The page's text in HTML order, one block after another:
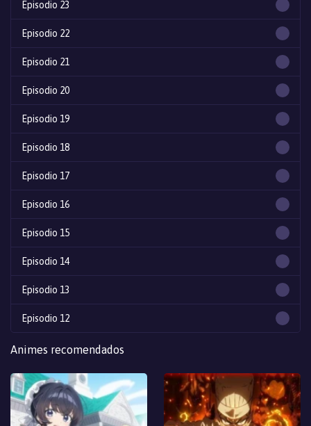
Episodio 23
Episodio 22
Episodio 21
Episodio 20
Episodio 19
Episodio 18
Episodio 17
Episodio 16
Episodio 15
Episodio 14
Episodio 13
Episodio 12
Episodio 11
Episodio 10
Episodio 9
Animes recomendados